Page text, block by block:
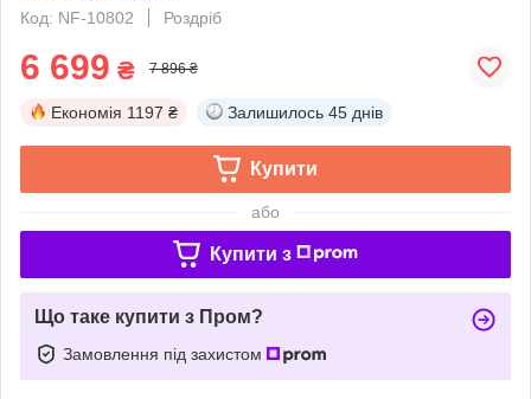
Код: NF-10802
Роздріб
6 699 ₴ 7 896 ₴
Економія 1197 ₴ Залишилось 45 днів
Купити
або
Купити з
Що таке купити з Пром?
Замовлення під захистом